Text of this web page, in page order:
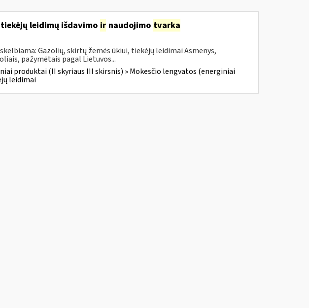
leidimų išdavimo irnaudojimo tvarka
Gazolių, skirtų žemės ūkiui, tiekėjų leidimai Asmenys,
pažymėtais pagal Lietuvos...
produktai (II skyriaus III skirsnis) » Mokesčio lengvatos (energiniai
leidimai